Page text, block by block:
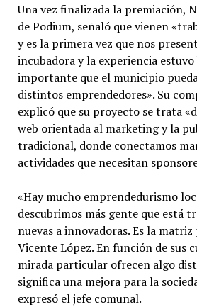
Una vez finalizada la premiación,
de Podium, señaló que vienen
y es la primera vez que nos
incubadora y la experiencia
importante que el municipio
distintos emprendedores». Su
explicó que su proyecto se trata
web orientada al marketing y la
tradicional, donde conectamos
actividades que necesitan
«Hay mucho emprendedurismo
descubrimos más gente que está
nuevas a innovadoras. Es la
Vicente López. En función de sus
mirada particular ofrecen algo
significa una mejora para la
expresó el jefe comunal.